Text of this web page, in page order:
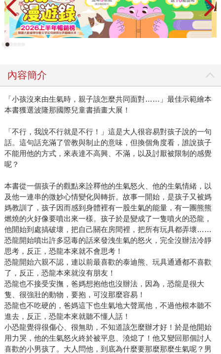
內容簡介
「小孩沒來由生氣時，親子該怎麼共同面對……」最佳示範繪本
本書獲選波隆那國際兒童書插畫大展！
「不行，我說不行就是不行！」這是大人很容易對孩子說的一句
話。這句話充滿了管教與制止的意味，但換個角度看，誰說孩子
不能用他的方式，來表達不高興、不滿，以及討厭被限制的感覺
呢？
本書從一個孩子的觀點來詮釋他的生氣怒火、他的生氣情緒，以
及他一連串的微妙心情變化與轉折。故事一開始，是孩子又被媽
媽教訓了，孩子因而感到身體裡有一股生氣的能量，有一團熊熊
燃燒的火好像要噴出來一樣。孩子於是變成了一隻噴火的恐龍，
他開始到處搞破壞，把自己關在房間裡，把所有玩具都弄壞……
恐龍開始噴出許多惡毒的話來發洩生氣的怒火，完全沒辦法冷靜
思考，反正，恐龍本來就不會思考！
恐龍開始六親不認，連以前最喜歡的泰迪熊、玩具通通都不喜歡
了，反正，恐龍本來就沒有朋友！
恐龍也不接受安撫，爸媽想抱他也沒辦法，因為，恐龍是很大
隻、很強壯的動物，要抱，可沒那麼容易！
恐龍也不吃硬的，爸媽這下也生氣地大聲罵他，不過他根本聽不
進去，反正，恐龍本來就聽不懂人話！
小恐龍覺得很傷心、很無助，不知道該怎麼辦才好！於是他開始
用力哭，他的生氣怒火終於被平息、澆熄了！他又變回那個討人
喜歡的小男孩了。大人問他，到底為什麼要那麼那麼生氣呢？男